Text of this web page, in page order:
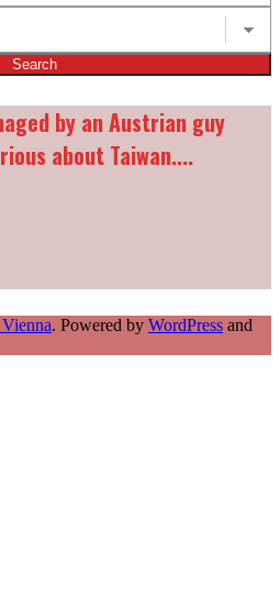
by an Austrian guy
about Taiwan....
. Powered by WordPress and